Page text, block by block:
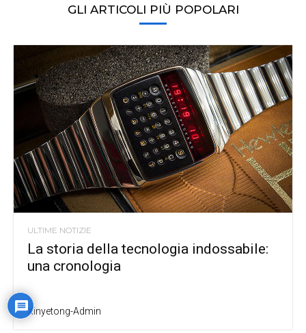
GLI ARTICOLI PIÙ POPOLARI
ULTIME NOTIZIE
La storia della tecnologia indossabile:
una cronologia
Xinyetong-Admin